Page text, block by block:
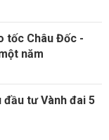
tốc Châu Đốc -
năm
tư Vành đai 5